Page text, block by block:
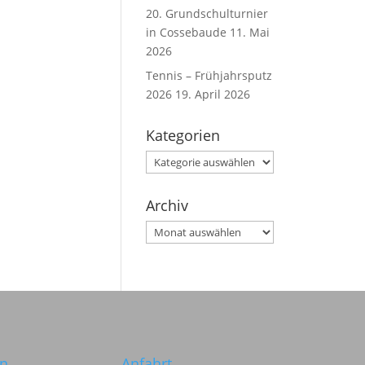
20. Grundschulturnier
in Cossebaude 11. Mai
2026
Tennis – Frühjahrsputz
2026 19. April 2026
Kategorien
Kategorien
Archiv
Archiv